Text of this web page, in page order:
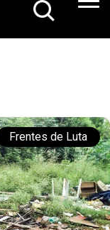
Frentes de Luta